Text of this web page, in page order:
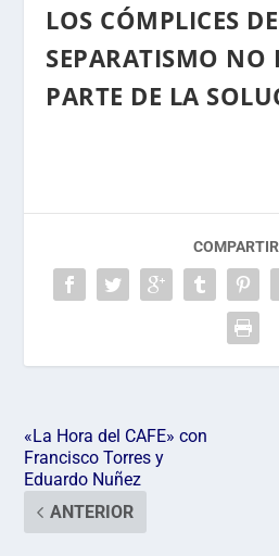
LOS CÓMPLICES
SEPARATISMO NO
PARTE DE LA
«La Hora del CAFE» con
Francisco Torres y
Eduardo Nuñez
ANTERIOR